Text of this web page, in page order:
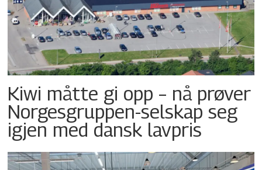
Kiwi måtte gi opp – nå prøver
Norgesgruppen-selskap seg
igjen med dansk lavpris